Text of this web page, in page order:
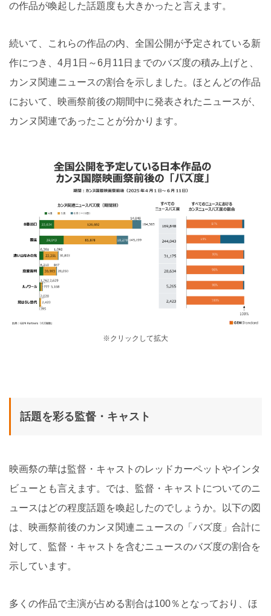
の作品が喚起した話題度も大きかったと言えます。
続いて、これらの作品の内、全国公開が予定されている新
作につき、4月1日～6月11日までのバズ度の積み上げと、
カンヌ関連ニュースの割合を示しました。ほとんどの作品
において、映画祭前後の期間中に発表されたニュースが、
カンヌ関連であったことが分かります。
※クリックして拡大
話題を彩る監督・キャスト
映画祭の華は監督・キャストのレッドカーペットやインタ
ビューとも言えます。では、監督・キャストについてのニ
ュースはどの程度話題を喚起したのでしょうか。以下の図
は、映画祭前後のカンヌ関連ニュースの「バズ度」合計に
対して、監督・キャストを含むニュースのバズ度の割合を
示しています。
多くの作品で主演が占める割合は100％となっており、ほ